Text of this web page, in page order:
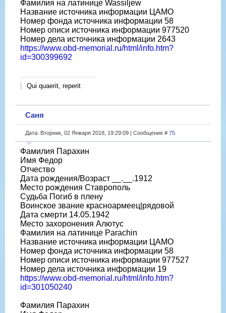
Фамилия на латинице Wassiljew
Название источника информации ЦАМО
Номер фонда источника информации 58
Номер описи источника информации 977520
Номер дела источника информации 2643
https://www.obd-memorial.ru/html/info.htm?
id=300399692
Qui quaerit, reperit
Саня
Дата: Вторник, 02 Января 2018, 19:29:09 | Сообщение # 75
Фамилия Парахин
Имя Федор
Отчество
Дата рождения/Возраст __.__.1912
Место рождения Ставрополь
Судьба Погиб в плену
Воинское звание красноармеец|рядовой
Дата смерти 14.05.1942
Место захоронения Алютус
Фамилия на латинице Parachin
Название источника информации ЦАМО
Номер фонда источника информации 58
Номер описи источника информации 977527
Номер дела источника информации 19
https://www.obd-memorial.ru/html/info.htm?
id=301050240
Фамилия Парахин